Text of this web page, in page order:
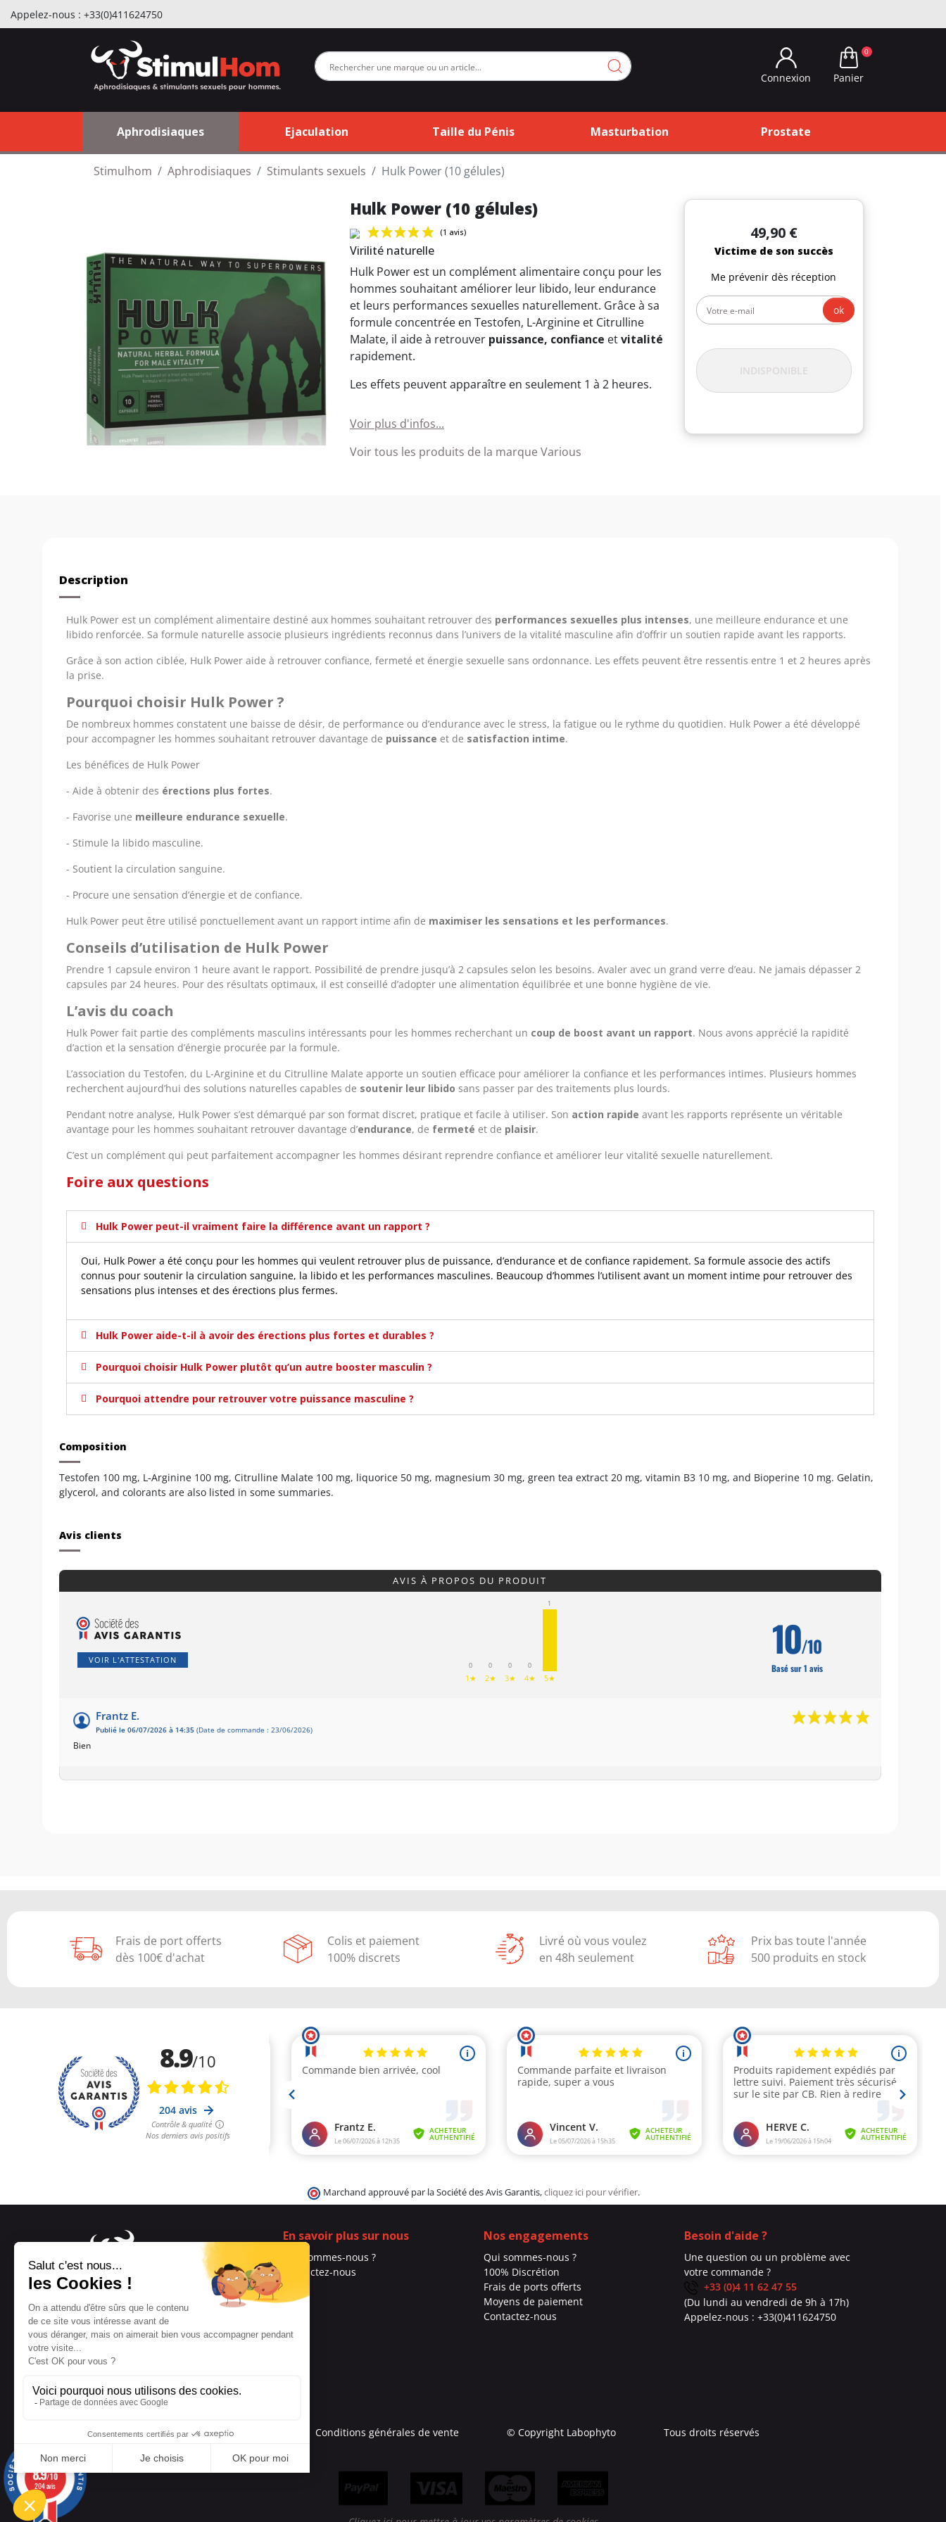
Appelez-nous : +33(0)411624750
Connexion
0
Panier
Aphrodisiaques Ejaculation Taille du Pénis Masturbation Prostate
Stimulhom Aphrodisiaques Stimulants sexuels Hulk Power (10 gélules)
Hulk Power (10 gélules)
(1 avis)
Virilité naturelle
Hulk Power est un complément alimentaire conçu pour les
hommes souhaitant améliorer leur libido, leur endurance
et leurs performances sexuelles naturellement. Grâce à sa
formule concentrée en Testofen, L-Arginine et Citrulline
Malate, il aide à retrouver puissance, confiance etvitalité
rapidement.
Les effets peuvent apparaître en seulement 1 à 2 heures.
Voir plus d'infos...
Voir tous les produits de la marque Various
49,90 €
Victime de son succès
Me prévenir dès réception
ok
INDISPONIBLE
Description
Hulk Power est un complément alimentaire destiné aux hommes souhaitant retrouver des performances sexuelles plus intenses, une meilleure endurance et une
libido renforcée. Sa formule naturelle associe plusieurs ingrédients reconnus dans l’univers de la vitalité masculine afin d’offrir un soutien rapide avant les rapports.
Grâce à son action ciblée, Hulk Power aide à retrouver confiance, fermeté et énergie sexuelle sans ordonnance. Les effets peuvent être ressentis entre 1 et 2 heures après
la prise.
Pourquoi choisir Hulk Power ?
De nombreux hommes constatent une baisse de désir, de performance ou d’endurance avec le stress, la fatigue ou le rythme du quotidien. Hulk Power a été développé
pour accompagner les hommes souhaitant retrouver davantage de puissance et de satisfaction intime.
Les bénéfices de Hulk Power
- Aide à obtenir des érections plus fortes.
- Favorise une meilleure endurance sexuelle.
- Stimule la libido masculine.
- Soutient la circulation sanguine.
- Procure une sensation d’énergie et de confiance.
Hulk Power peut être utilisé ponctuellement avant un rapport intime afin de maximiser les sensations et les performances.
Conseils d’utilisation de Hulk Power
Prendre 1 capsule environ 1 heure avant le rapport. Possibilité de prendre jusqu’à 2 capsules selon les besoins. Avaler avec un grand verre d’eau. Ne jamais dépasser 2
capsules par 24 heures. Pour des résultats optimaux, il est conseillé d’adopter une alimentation équilibrée et une bonne hygiène de vie.
L’avis du coach
Hulk Power fait partie des compléments masculins intéressants pour les hommes recherchant un coup de boost avant un rapport. Nous avons apprécié la rapidité
d’action et la sensation d’énergie procurée par la formule.
L’association du Testofen, du L-Arginine et du Citrulline Malate apporte un soutien efficace pour améliorer la confiance et les performances intimes. Plusieurs hommes
recherchent aujourd’hui des solutions naturelles capables de soutenir leur libido sans passer par des traitements plus lourds.
Pendant notre analyse, Hulk Power s’est démarqué par son format discret, pratique et facile à utiliser. Son action rapide avant les rapports représente un véritable
avantage pour les hommes souhaitant retrouver davantage d’endurance, de fermeté et de plaisir.
C’est un complément qui peut parfaitement accompagner les hommes désirant reprendre confiance et améliorer leur vitalité sexuelle naturellement.
Foire aux questions
Hulk Power peut-il vraiment faire la différence avant un rapport ?
Oui, Hulk Power a été conçu pour les hommes qui veulent retrouver plus de puissance, d’endurance et de confiance rapidement. Sa formule associe des actifs
connus pour soutenir la circulation sanguine, la libido et les performances masculines. Beaucoup d’hommes l’utilisent avant un moment intime pour retrouver des
sensations plus intenses et des érections plus fermes.
Hulk Power aide-t-il à avoir des érections plus fortes et durables ?
Pourquoi choisir Hulk Power plutôt qu’un autre booster masculin ?
Pourquoi attendre pour retrouver votre puissance masculine ?
Composition
Testofen 100 mg, L-Arginine 100 mg, Citrulline Malate 100 mg, liquorice 50 mg, magnesium 30 mg, green tea extract 20 mg, vitamin B3 10 mg, and Bioperine 10 mg. Gelatin,
glycerol, and colorants are also listed in some summaries.
Avis clients
AVIS À PROPOS DU PRODUIT
VOIR L'ATTESTATION
0
1★
0
2★
0
3★
0
4★
1
5★
10/10
Basé sur 1 avis
Frantz E.
Publié le 06/07/2026 à 14:35 (Date de commande : 23/06/2026)
Bien
Frais de port offerts
dès 100€ d'achat
Colis et paiement
100% discrets
Livré où vous voulez
en 48h seulement
Prix bas toute l'année
500 produits en stock
Marchand approuvé par la Société des Avis Garantis,cliquez ici pour vérifier.
Spécialiste français depuis
2008 qui propose des
aphrodisiaques et du plaisir
discrétion
Réseaux sociaux
En savoir plus sur nous
Qui sommes-nous ?
Contactez-nous
Nos engagements
Qui sommes-nous ?
100% Discrétion
Frais de ports offerts
Moyens de paiement
Contactez-nous
Besoin d'aide ?
Une question ou un problème avec
votre commande ?
+33 (0)4 11 62 47 55
(Du lundi au vendredi de 9h à 17h)
Appelez-nous : +33(0)411624750
Mentions légales Conditions générales de vente © Copyright Labophyto Tous droits réservés
8.9/10
204 avis